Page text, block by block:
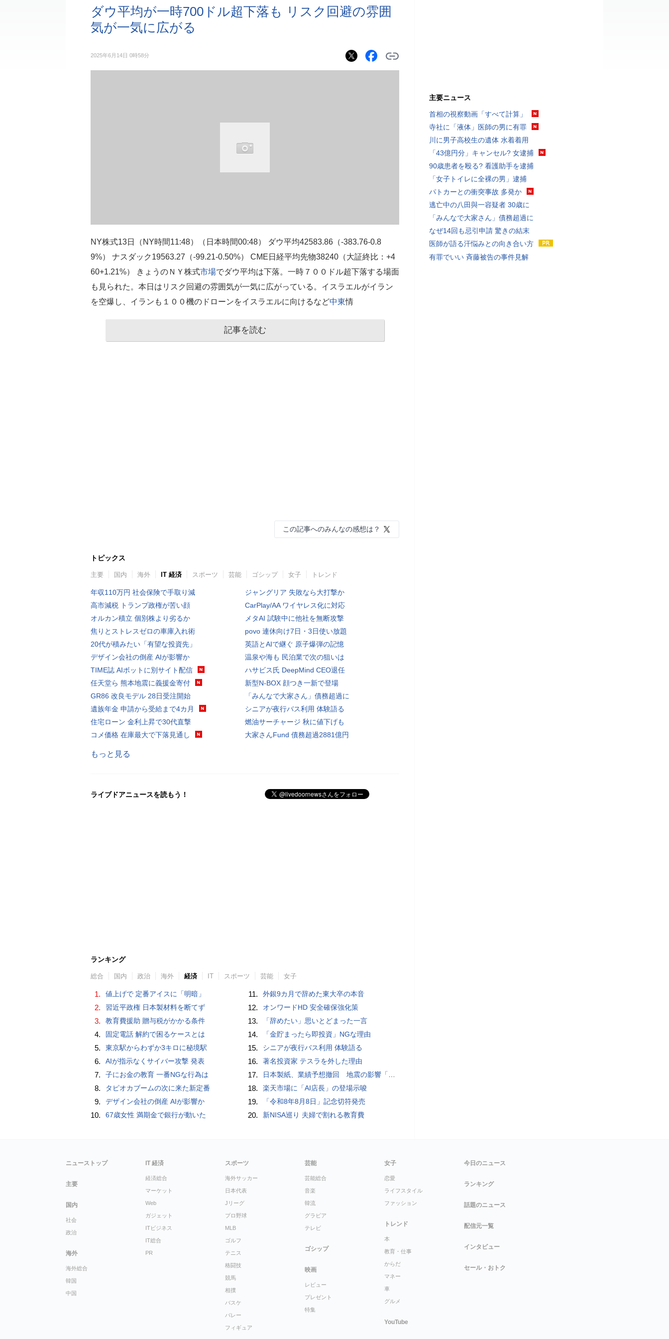
ダウ平均が一時700ドル超下落も リスク回避の雰囲
気が一気に広がる
2025年6月14日 0時58分
NY株式13日（NY時間11:48）（日本時間00:48） ダウ平均42583.86（-383.76-0.8
9%） ナスダック19563.27（-99.21-0.50%） CME日経平均先物38240（大証終比：+4
60+1.21%） きょうのＮＹ株式市場でダウ平均は下落。一時７００ドル超下落する場面
も見られた。本日はリスク回避の雰囲気が一気に広がっている。イスラエルがイラン
を空爆し、イランも１００機のドローンをイスラエルに向けるなど中東情
記事を読む
この記事へのみんなの感想は？
トピックス
主要 国内 海外 IT 経済 スポーツ 芸能 ゴシップ 女子 トレンド
年収110万円 社会保険で手取り減
高市減税 トランプ政権が苦い顔
オルカン積立 個別株より劣るか
焦りとストレスゼロの車庫入れ術
20代が積みたい「有望な投資先」
デザイン会社の倒産 AIが影響か
TIME誌 AIボットに別サイト配信
任天堂ら 熊本地震に義援金寄付
GR86 改良モデル 28日受注開始
遺族年金 申請から受給まで4カ月
住宅ローン 金利上昇で30代直撃
コメ価格 在庫最大で下落見通し
ジャングリア 失敗なら大打撃か
CarPlay/AA ワイヤレス化に対応
メタAI 試験中に他社を無断攻撃
povo 連休向け7日・3日使い放題
英語とAIで継ぐ 原子爆弾の記憶
温泉や海も 民泊業で次の狙いは
ハサビス氏 DeepMind CEO退任
新型N-BOX 顔つき一新で登場
「みんなで大家さん」債務超過に
シニアが夜行バス利用 体験語る
燃油サーチャージ 秋に値下げも
大家さんFund 債務超過2881億円
もっと見る
ライブドアニュースを読もう！
ランキング
総合 国内 政治 海外 経済 IT スポーツ 芸能 女子
1. 値上げで 定番アイスに「明暗」
2. 習近平政権 日本製材料を断てず
3. 教育費援助 贈与税がかかる条件
4. 固定電話 解約で困るケースとは
5. 東京駅からわずか3キロに秘境駅
6. AIが指示なくサイバー攻撃 発表
7. 子にお金の教育 一番NGな行為は
8. タピオカブームの次に来た新定番
9. デザイン会社の倒産 AIが影響か
10. 67歳女性 満期金で銀行が動いた
11. 外銀9カ月で辞めた東大卒の本音
12. オンワードHD 安全確保強化策
13. 「辞めたい」思いとどまった一言
14. 「金貯まったら即投資」NGな理由
15. シニアが夜行バス利用 体験語る
16. 著名投資家 テスラを外した理由
17. 日本製紙、業績予想撤回 地震の影響「算定困難」
18. 楽天市場に「AI店長」の登場示唆
19. 「令和8年8月8日」記念切符発売
20. 新NISA巡り 夫婦で割れる教育費
主要ニュース
首相の視察動画「すべて計算」
寺社に「液体」医師の男に有罪
川に男子高校生の遺体 水着着用
「43億円分」キャンセル? 女逮捕
90歳患者を殴る? 看護助手を逮捕
「女子トイレに全裸の男」逮捕
パトカーとの衝突事故 多発か
逃亡中の八田與一容疑者 30歳に
「みんなで大家さん」債務超過に
なぜ14回も忌引申請 驚きの結末
医師が語る汗悩みとの向き合い方
有罪でいい 斉藤被告の事件見解
ニューストップ
主要
国内
社会
政治
海外
海外総合
韓国
中国
IT 経済
経済総合
マーケット
Web
ガジェット
ITビジネス
IT総合
PR
スポーツ
海外サッカー
日本代表
Jリーグ
プロ野球
MLB
ゴルフ
テニス
格闘技
競馬
相撲
バスケ
バレー
フィギュア
芸能
芸能総合
音楽
韓流
グラビア
テレビ
ゴシップ
映画
レビュー
プレゼント
特集
女子
恋愛
ライフスタイル
ファッション
トレンド
本
教育・仕事
からだ
マネー
車
グルメ
YouTube
今日のニュース
ランキング
話題のニュース
配信元一覧
インタビュー
セール・おトク